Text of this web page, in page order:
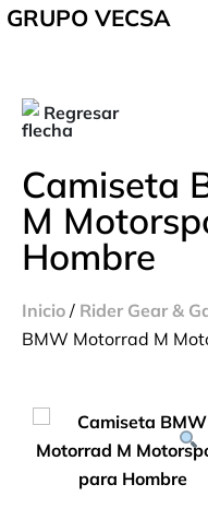
GRUPO VECSA
Regresar
Camiseta
M
Hombre
Inicio / Rider Gear &
BMW Motorrad M